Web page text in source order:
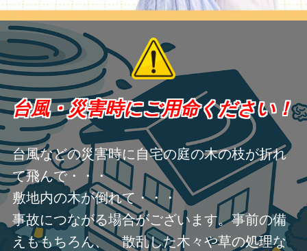
台風・災害時にご用命ください！
台風などの災害時に自宅の庭の木の枝が折れ
て飛んで・・・
敷地内の木が倒れて・・・
事故につながる場合がございます。事前の備
えももちろん、 散乱した木々や草の処理な